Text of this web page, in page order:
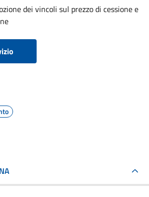
dei vincoli sul prezzo di cessione e